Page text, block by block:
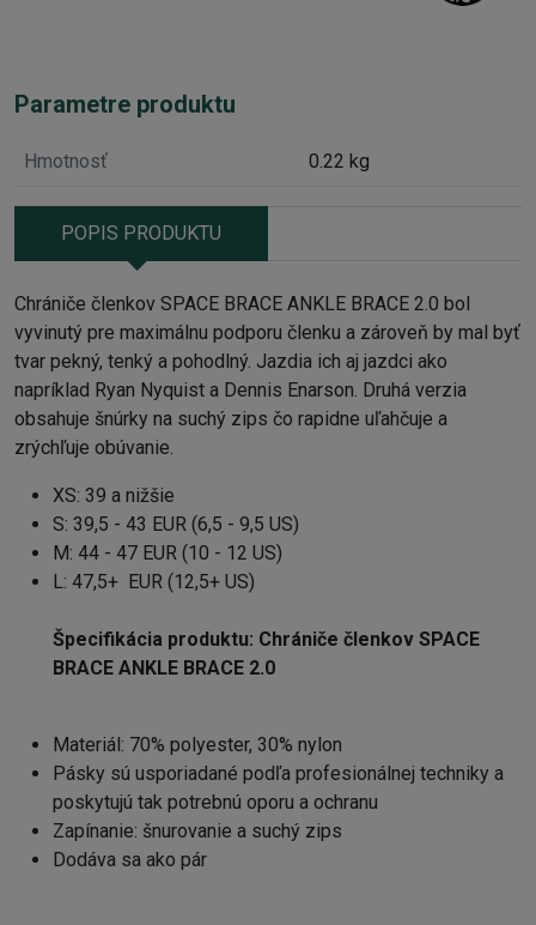
Parametre produktu
Hmotnosť 0.22 kg
POPIS PRODUKTU
Chrániče členkov SPACE BRACE ANKLE BRACE 2.0 bol
vyvinutý pre maximálnu podporu členku a zároveň by mal byť
tvar pekný, tenký a pohodlný. Jazdia ich aj jazdci ako
napríklad Ryan Nyquist a Dennis Enarson. Druhá verzia
obsahuje šnúrky na suchý zips čo rapidne uľahčuje a
zrýchľuje obúvanie.
XS: 39 a nižšie
S: 39,5 - 43 EUR (6,5 - 9,5 US)
M: 44 - 47 EUR (10 - 12 US)
L: 47,5+ EUR (12,5+ US)
Špecifikácia produktu: Chrániče členkov SPACE
BRACE ANKLE BRACE 2.0
Materiál: 70% polyester, 30% nylon
Pásky sú usporiadané podľa profesionálnej techniky a
poskytujú tak potrebnú oporu a ochranu
Zapínanie: šnurovanie a suchý zips
Dodáva sa ako pár